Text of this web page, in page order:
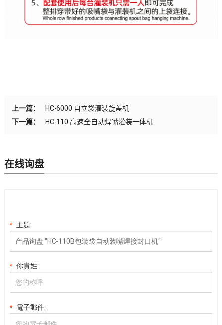
上一篇：
HC-6000 自立袋灌装旋盖机
下一篇：
HC-110 高速全自动焊嘴灌装一体机
在线询盘
* 主题:
* 你貴姓:
* 電子郵件: